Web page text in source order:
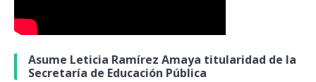
Asume Leticia Ramírez Amaya titularidad de la
Secretaría de Educación Pública